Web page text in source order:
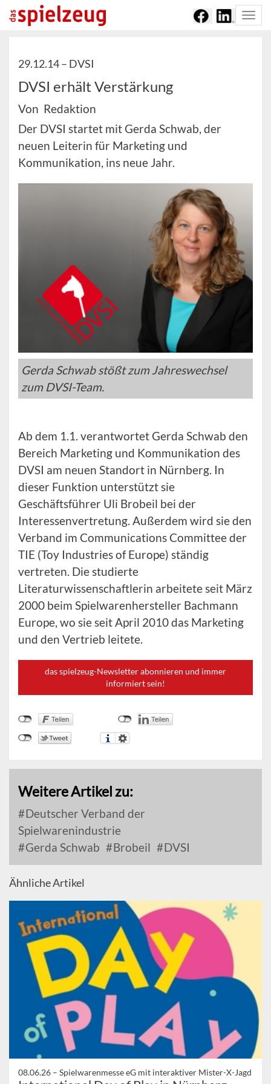
29.12.14 – DVSI
DVSI erhält Verstärkung
Von Redaktion
Der DVSI startet mit Gerda Schwab, der
neuen Leiterin für Marketing und
Kommunikation, ins neue Jahr.
Gerda Schwab stößt zum Jahreswechsel
zum DVSI-Team.
Ab dem 1.1. verantwortet Gerda Schwab den
Bereich Marketing und Kommunikation des
DVSI am neuen Standort in Nürnberg. In
dieser Funktion unterstützt sie
Geschäftsführer Uli Brobeil bei der
Interessenvertretung. Außerdem wird sie den
Verband im Communications Committee der
TIE (Toy Industries of Europe) ständig
vertreten. Die studierte
Literaturwissenschaftlerin arbeitete seit März
2000 beim Spielwarenhersteller Bachmann
Europe, wo sie seit April 2010 das Marketing
und den Vertrieb leitete.
das spielzeug-Newsletter abonnieren und immer
informiert sein!
Weitere Artikel zu:
Deutscher Verband der
Spielwarenindustrie
Gerda Schwab
Brobeil DVSI
Ähnliche Artikel
08.06.26 – Spielwarenmesse eG mit interaktiver Mister-X-Jagd